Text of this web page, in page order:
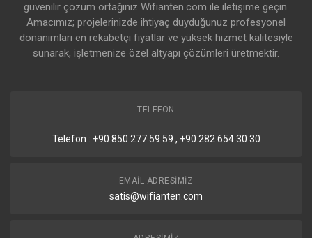
güvenilir çözüm ortağınız Wifianten.com ile iletişime geçin.
Amacımız; projelerinizde ihtiyaç duyduğunuz profesyonel
donanımları en rekabetçi fiyatlar ve yüksek hizmet kalitesiyle
sunarak, işletmenize özel altyapı çözümleri üretmektir.
TELEFON
Telefon : +90.850 277 59 59 , +90.282 654 30 30
EMAIL ADRESIMIZ
satis@wifianten.com